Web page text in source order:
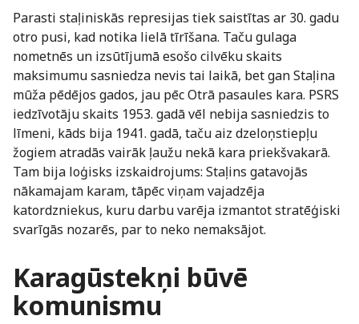
Parasti staļiniskās represijas tiek saistītas ar 30. gadu
otro pusi, kad notika lielā tīrīšana. Taču gulaga
nometnēs un izsūtījumā esošo cilvēku skaits
maksimumu sasniedza nevis tai laikā, bet gan Staļina
mūža pēdējos gados, jau pēc Otrā pasaules kara. PSRS
iedzīvotāju skaits 1953. gadā vēl nebija sasniedzis to
līmeni, kāds bija 1941. gadā, taču aiz dzeloņstiepļu
žogiem atradās vairāk ļaužu nekā kara priekšvakarā.
Tam bija loģisks izskaidrojums: Staļins gatavojās
nākamajam karam, tāpēc viņam vajadzēja
katordzniekus, kuru darbu varēja izmantot stratēģiski
svarīgās nozarēs, par to neko nemaksājot.
Karagūstekņi būvē
komunismu